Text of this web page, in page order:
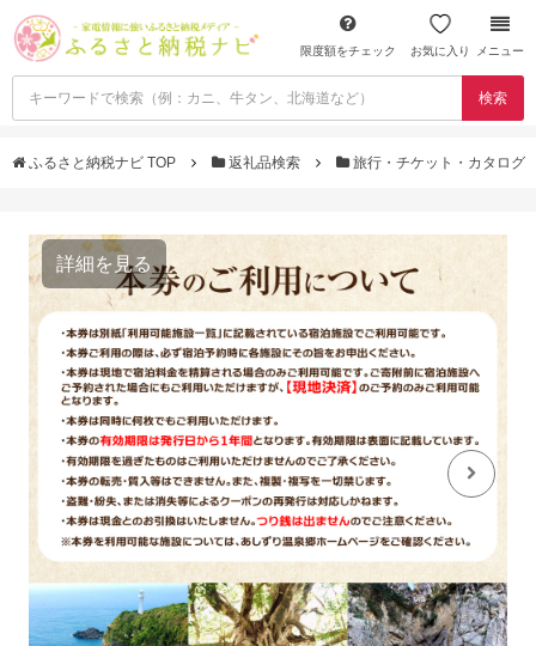
限度額をチェック お気に入り メニュー
検索
ふるさと納税ナビ TOP 返礼品検索 旅行・チケット・カタログ
詳細を見る